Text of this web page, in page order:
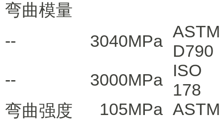
弯曲模量
--
3040MPa ASTM
D790
--
3000MPa
ISO
178
弯曲强度
105MPa ASTM